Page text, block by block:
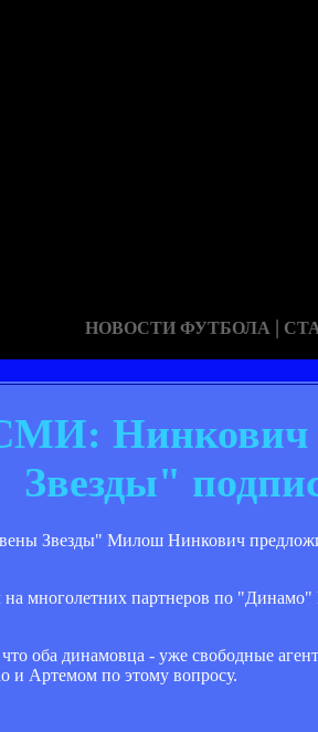
НОВОСТИ ФУТБОЛА |
Нинкович
Звезды"
Звезды" Милош Нинкович
многолетних партнеров по "Динамо"
оба динамовца - уже свободные
и Артемом по этому вопросу.